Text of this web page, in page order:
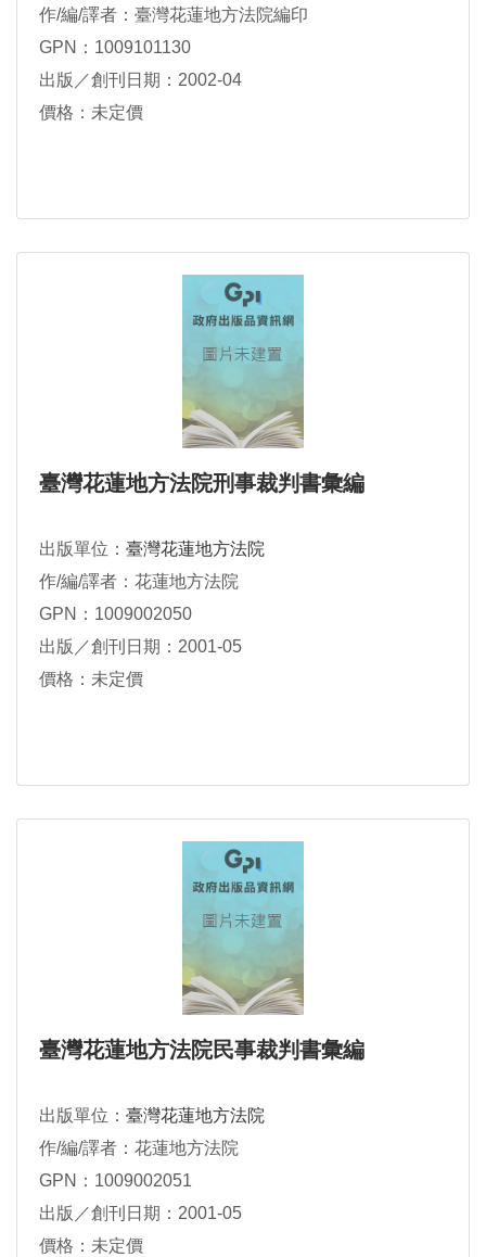
作/編/譯者：臺灣花蓮地方法院編印
GPN：1009101130
出版／創刊日期：2002-04
價格：未定價
臺灣花蓮地方法院刑事裁判書彙編
出版單位： 臺灣花蓮地方法院
作/編/譯者：花蓮地方法院
GPN：1009002050
出版／創刊日期：2001-05
價格：未定價
臺灣花蓮地方法院民事裁判書彙編
出版單位： 臺灣花蓮地方法院
作/編/譯者：花蓮地方法院
GPN：1009002051
出版／創刊日期：2001-05
價格：未定價